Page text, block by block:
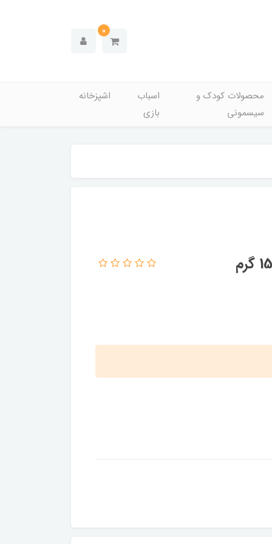
0
محصولات کودک و
سیسمونی
اسباب
بازی
اشپزخانه